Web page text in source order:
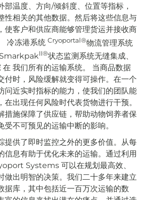
部温度、方向/倾斜度、位置等指标，
性相关的其他数据。然后将这些信息与
使客户和供应商能够管理货运并接收商
冷冻港系统 Cryoportal®物流管理系统
II®状态监测系统无缝集成、
在 我们所有的运输系统。
当商品数据
付时，风险缓解就变得可操作。在一个
问近实时指标的能力，使我们的团队能
在出现任何风险时代表货物进行干预。
措施保障了供应链，帮助动物饲养者保
不可预见的运输中断的影响。
提供了即时监控之外的更多价值。从每
信息有助于优化未来的运输。通过利用
Systems 可以在规划最高效、
做出明智的决策。我们二十多年来建立
据库，其中包括近一百万次运输的数